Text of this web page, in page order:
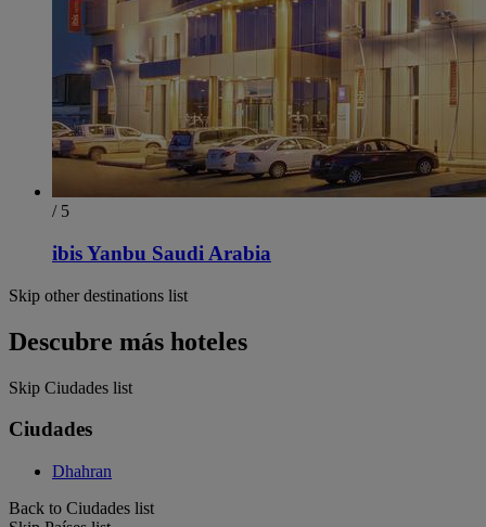
/ 5
ibis Yanbu Saudi Arabia
Skip other destinations list
Descubre más hoteles
Skip Ciudades list
Ciudades
Dhahran
Back to Ciudades list